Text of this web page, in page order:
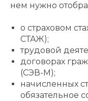
нем нужно
о страховом
СТАЖ);
трудовой
договорах
(СЭВ-М);
начисленных
обязательное